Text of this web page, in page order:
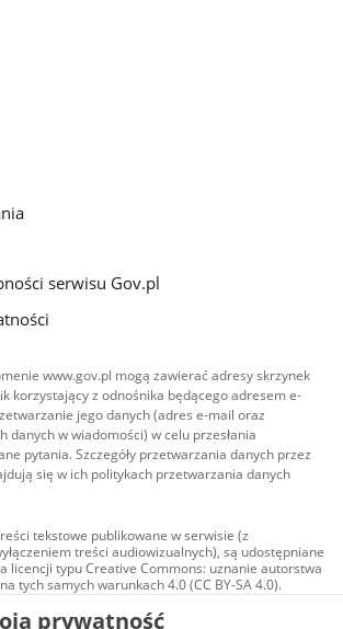
serwisu Gov.pl
www.gov.pl mogą zawierać adresy skrzynek
korzystający z odnośnika będącego adresem e-
jego danych (adres e-mail oraz
danych w wiadomości) w celu przesłania
pytania. Szczegóły przetwarzania danych przez
się w ich politykach przetwarzania danych
tekstowe publikowane w serwisie (z
treści audiowizualnych), są udostępniane
licencji typu Creative Commons: uznanie autorstwa
tych samych warunkach 4.0 (CC BY-SA 4.0).
audiowizualne, w tym zdjęcia, materiały
i wideo, są udostępniane na licencji typu
prywatność